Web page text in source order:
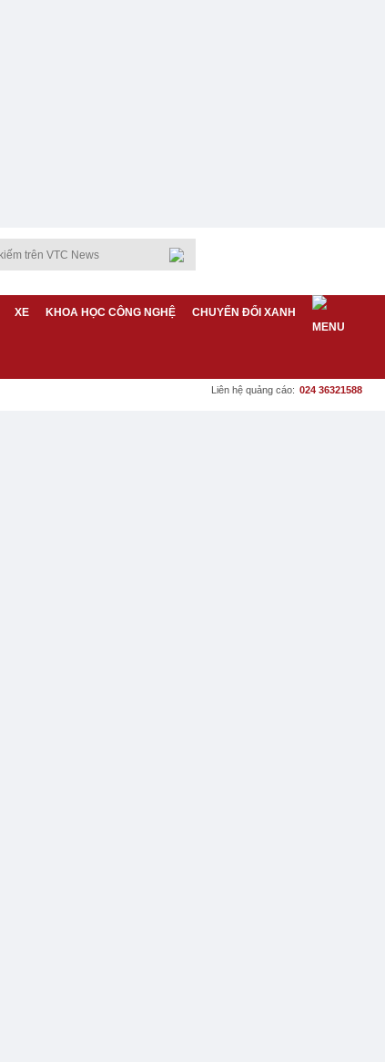
XE KHOA HỌC CÔNG NGHỆ CHUYỂN ĐỔI XANH
Liên hệ quảng cáo: 024 36321588